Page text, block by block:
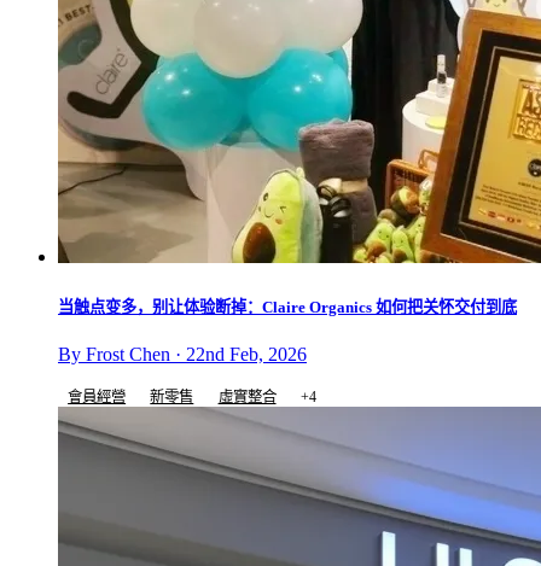
当触点变多，别让体验断掉：Claire Organics 如何把关怀交付到底
By Frost Chen · 22nd Feb, 2026
會員經營 新零售 虛實整合 +4